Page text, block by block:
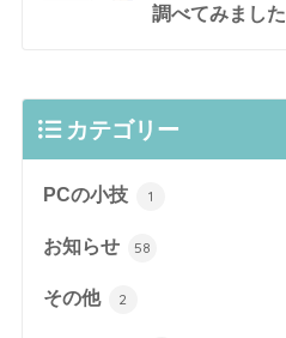
調べてみました
カテゴリー
PCの小技 1
お知らせ 58
その他 2